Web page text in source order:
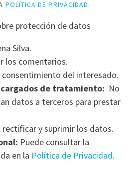
POLÍTICA DE PRIVACIDAD.
protección de datos
Silva.
los comentarios.
consentimiento del interesado.
de tratamiento: No
datos a terceros para prestar
rectificar y suprimir los datos.
Puede consultar la
en la Política de Privacidad.